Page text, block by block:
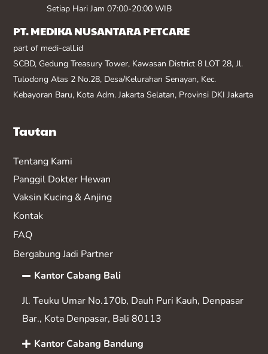
Setiap Hari Jam 07:00-20:00 WIB
PT. MEDIKA NUSANTARA PETCARE
part of medi-call.id
SCBD, Gedung Treasury Tower, Kawasan District 8 LOT 28, Jl.
Tulodong Atas 2 No.28, Desa/Kelurahan Senayan, Kec.
Kebayoran Baru, Kota Adm. Jakarta Selatan, Provinsi DKI Jakarta
Tautan
Tentang Kami
Panggil Dokter Hewan
Vaksin Kucing & Anjing
Kontak
FAQ
Bergabung Jadi Partner
Kantor Cabang Bali
Jl. Teuku Umar No.170b, Dauh Puri Kauh, Denpasar
Bar., Kota Denpasar, Bali 80113
Kantor Cabang Bandung